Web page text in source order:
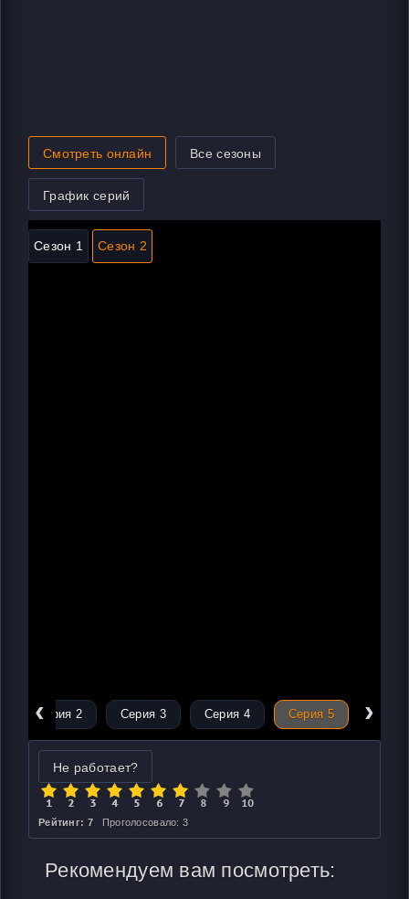
Смотреть онлайн Все сезоны
График серий
Сезон 1 Сезон 2
‹
Серия 2 Серия 3 Серия 4 Серия 5 ›
Не работает?
Рейтинг: 7 Проголосовало: 3
Рекомендуем вам посмотреть: